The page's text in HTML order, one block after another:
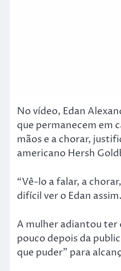
No vídeo, Edan
que permanecem em
mãos e a chorar,
americano Hersh
“Vê-lo a falar, a
difícil ver o Edan
A mulher adiantou
pouco depois da
que puder” para